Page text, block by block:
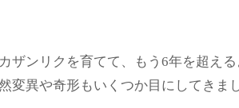
ザンリクを育てて、もう6年を超える
変異や奇形もいくつか目にしてきま